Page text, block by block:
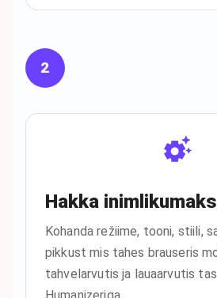
2
Hakka
Kohanda režiime, tooni, stiili,
pikkust mis tahes brauseris
tahvelarvutis ja lauaarvutis